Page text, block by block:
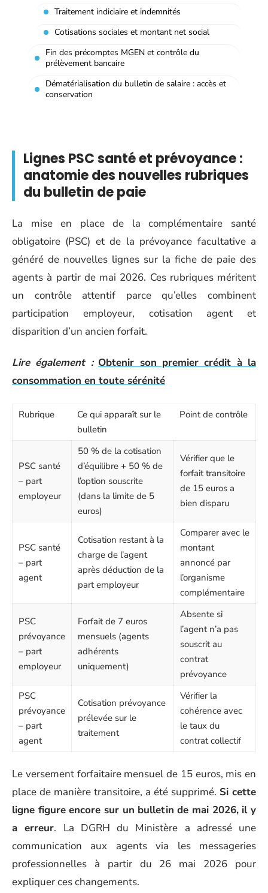
Traitement indiciaire et indemnités
Cotisations sociales et montant net social
Fin des précomptes MGEN et contrôle du
prélèvement bancaire
Dématérialisation du bulletin de salaire : accès et
conservation
Lignes PSC santé et prévoyance :
anatomie des nouvelles rubriques
du bulletin de paie
La mise en place de la complémentaire santé
obligatoire (PSC) et de la prévoyance facultative a
généré de nouvelles lignes sur la fiche de paie des
agents à partir de mai 2026. Ces rubriques méritent
un contrôle attentif parce qu’elles combinent
participation employeur, cotisation agent et
disparition d’un ancien forfait.
Lire également : Obtenir son premier crédit à la
consommation en toute sérénité
Rubrique
Ce qui apparaît sur le
bulletin
Point de contrôle
PSC santé
– part
employeur
50 % de la cotisation
d’équilibre + 50 % de
l’option souscrite
(dans la limite de 5
euros)
Vérifier que le
forfait transitoire
de 15 euros a
bien disparu
PSC santé
– part
agent
Cotisation restant à la
charge de l’agent
après déduction de la
part employeur
Comparer avec le
montant
annoncé par
l’organisme
complémentaire
PSC
prévoyance
– part
employeur
Forfait de 7 euros
mensuels (agents
adhérents
uniquement)
Absente si
l’agent n’a pas
souscrit au
contrat
prévoyance
PSC
prévoyance
– part
agent
Cotisation prévoyance
prélevée sur le
traitement
Vérifier la
cohérence avec
le taux du
contrat collectif
Le versement forfaitaire mensuel de 15 euros, mis en
place de manière transitoire, a été supprimé. Si cette
ligne figure encore sur un bulletin de mai 2026, il y
a erreur. La DGRH du Ministère a adressé une
communication aux agents via les messageries
professionnelles à partir du 26 mai 2026 pour
expliquer ces changements.